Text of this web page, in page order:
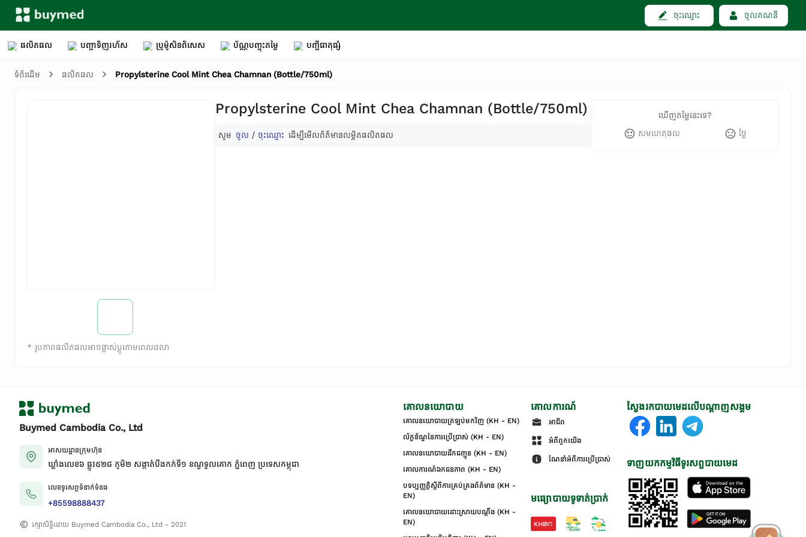
ចុះឈ្មោះ ចូលគណនី
ផលិតផល បញ្ជាទិញរហ័ស ប្រូម៉ូសិនពិសេស ប័ណ្ណបញ្ចុះតម្លៃ បញ្ជីធាតុផ្សំ
ទំព័រដើម ផលិតផល Propylsterine Cool Mint Chea Chamnan (Bottle/750ml)
* រូបភាពផលិតផលអាចផ្លាស់ប្តូរតាមពេលវេលា
Propylsterine Cool Mint Chea Chamnan (Bottle/750ml)
សូម ចូល / ចុះឈ្មោះ ដើម្បីមើលព័ត៌មានលម្អិតផលិតផល
ឃើញតម្លៃនេះទេ?
សមហេតុផល
ថ្លៃ
Buymed Cambodia Co., Ltd
អាសយដ្ឋានក្រុមហ៊ុន
ឃ្លាំងលេខ៦ ផ្លូវ៥២៨ ភូមិ២ សង្កាត់់បឹងកក់ទី១ ខណ្ឌទួលគោក ភ្នំពេញ ប្រទេសកម្ពុជា
លេខទូរសព្ទទំនាក់ទំនង
+85598888437
រក្សាសិទ្ធិដោយ Buymed Cambodia Co., Ltd - 2021
គោលនយោបាយ
គោលនយោបាយត្រឡប់មកវិញ (KH - EN)
ល័ក្ខខ័ណ្ឌនៃការប្រើប្រាស់ (KH - EN)
គោលនយោបាយដឹកជញ្ជូន (KH - EN)
គោលការណ៍ឯកជនភាព (KH - EN)
បទប្បញ្ញត្តិស្តីពីការគ្រប់គ្រងព័ត៌មាន (KH -
EN)
គោលនយោបាយដោះស្រាយបណ្ដឹង (KH -
EN)
គោលការណ៍
អាជីព
អំពីពួកយើង
ណែនាំអំពីការប្រើប្រាស់
មធ្យោបាយទូទាត់ប្រាក់
ស្វែងរកបាយមេដលើបណ្តាញសង្គម
ទាញយកកម្មវិធីទូរសព្ទបាយមេដ